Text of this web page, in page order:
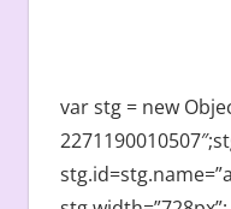
var stg = new